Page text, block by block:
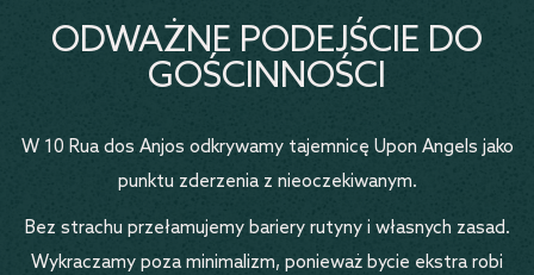
ODWAŻNE PODEJŚCIE DO
GOŚCINNOŚCI
W 10 Rua dos Anjos odkrywamy tajemnicę Upon Angels jako
punktu zderzenia z nieoczekiwanym.
Bez strachu przełamujemy bariery rutyny i własnych zasad.
Wykraczamy poza minimalizm, ponieważ bycie ekstra robi